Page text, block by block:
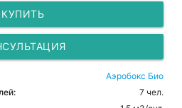
КУПИТЬ
Аэробокс Био
7 чел.